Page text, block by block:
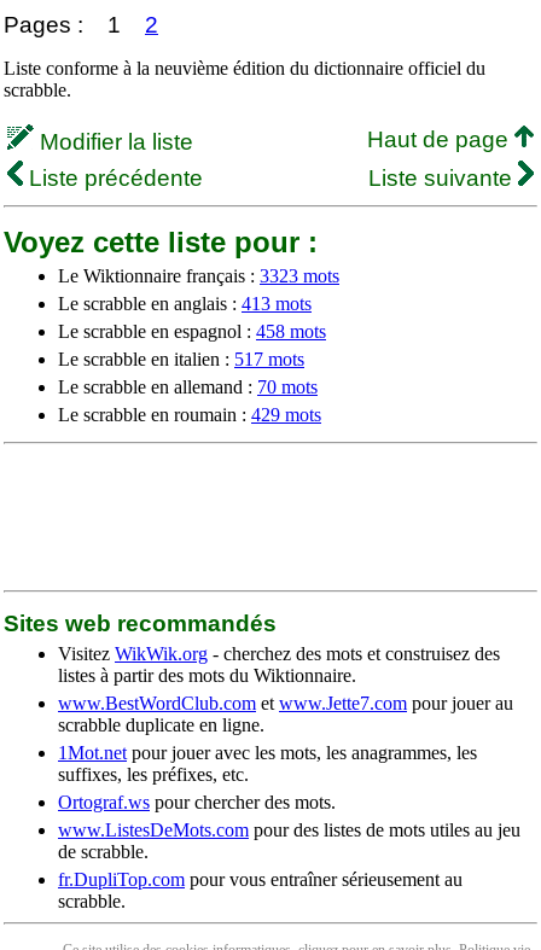
Pages : 1 2
Liste conforme à la neuvième édition du dictionnaire officiel du
scrabble.
Modifier la liste
Haut de page
Liste précédente
Liste suivante
Voyez cette liste pour :
Le Wiktionnaire français : 3323 mots
Le scrabble en anglais : 413 mots
Le scrabble en espagnol : 458 mots
Le scrabble en italien : 517 mots
Le scrabble en allemand : 70 mots
Le scrabble en roumain : 429 mots
Sites web recommandés
Visitez WikWik.org - cherchez des mots et construisez des
listes à partir des mots du Wiktionnaire.
www.BestWordClub.com et www.Jette7.com pour jouer au
scrabble duplicate en ligne.
1Mot.net pour jouer avec les mots, les anagrammes, les
suffixes, les préfixes, etc.
Ortograf.ws pour chercher des mots.
www.ListesDeMots.com pour des listes de mots utiles au jeu
de scrabble.
fr.DupliTop.com pour vous entraîner sérieusement au
scrabble.